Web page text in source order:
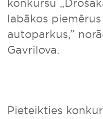
konkursu
labākos
autoparkus,”
Gavrilova.
Pieteikties